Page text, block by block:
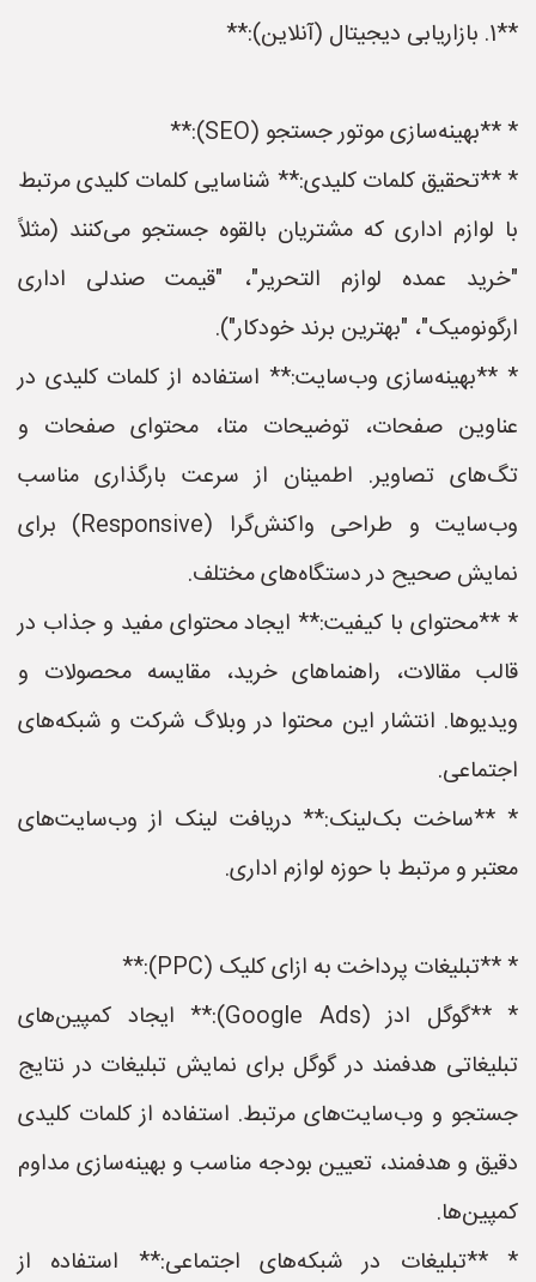
**1. بازاریابی دیجیتال (آنلاین):**
* **بهینه‌سازی موتور جستجو (SEO):**
* **تحقیق کلمات کلیدی:** شناسایی کلمات کلیدی مرتبط
با لوازم اداری که مشتریان بالقوه جستجو می‌کنند (مثلاً
"خرید عمده لوازم التحریر"، "قیمت صندلی اداری
ارگونومیک"، "بهترین برند خودکار").
* **بهینه‌سازی وب‌سایت:** استفاده از کلمات کلیدی در
عناوین صفحات، توضیحات متا، محتوای صفحات و
تگ‌های تصاویر. اطمینان از سرعت بارگذاری مناسب
وب‌سایت و طراحی واکنش‌گرا (Responsive) برای
نمایش صحیح در دستگاه‌های مختلف.
* **محتوای با کیفیت:** ایجاد محتوای مفید و جذاب در
قالب مقالات، راهنماهای خرید، مقایسه محصولات و
ویدیوها. انتشار این محتوا در وبلاگ شرکت و شبکه‌های
اجتماعی.
* **ساخت بک‌لینک:** دریافت لینک از وب‌سایت‌های
معتبر و مرتبط با حوزه لوازم اداری.
* **تبلیغات پرداخت به ازای کلیک (PPC):**
* **گوگل ادز (Google Ads):** ایجاد کمپین‌های
تبلیغاتی هدفمند در گوگل برای نمایش تبلیغات در نتایج
جستجو و وب‌سایت‌های مرتبط. استفاده از کلمات کلیدی
دقیق و هدفمند، تعیین بودجه مناسب و بهینه‌سازی مداوم
کمپین‌ها.
* **تبلیغات در شبکه‌های اجتماعی:** استفاده از